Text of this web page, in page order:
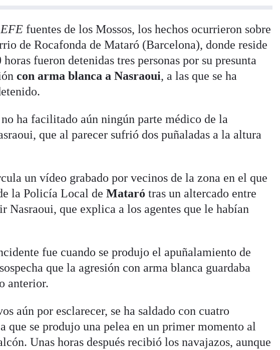
EFEfuentes de los Mossos, los hechos ocurrieron sobre
de Rocafonda de Mataró (Barcelona), donde reside
fueron detenidas tres personas por su presunta
con arma blanca a Nasraoui, a las que se ha
ha facilitado aún ningún parte médico de la
que al parecer sufrió dos puñaladas a la altura
un vídeo grabado por vecinos de la zona en el que
la Policía Local deMatarótras un altercado entre
Nasraoui, que explica a los agentes que le habían
fue cuando se produjo el apuñalamiento de
que la agresión con arma blanca guardaba
anterior.
aún por esclarecer, se ha saldado con cuatro
que se produjo una pelea en un primer momento al
Unas horas después recibió los navajazos, aunque